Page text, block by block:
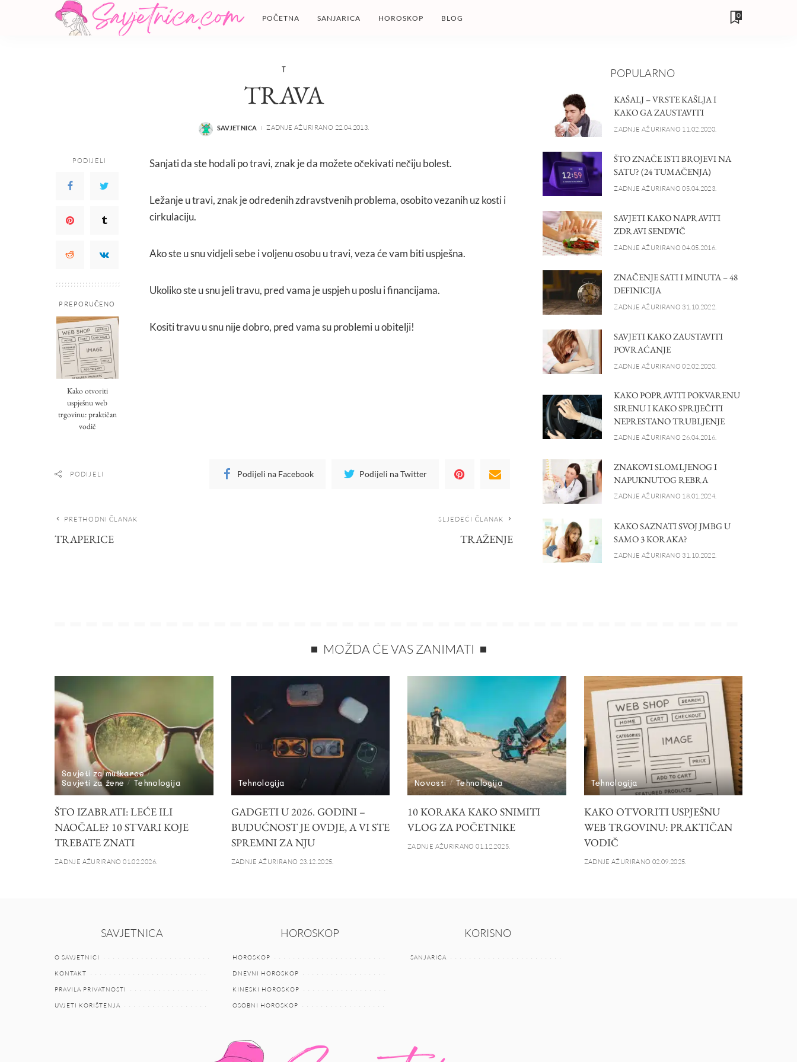
POČETNA SANJARICA HOROSKOP BLOG 0
T
TRAVA
POSTED
SAVJETNICA ZADNJE AŽURIRANO 22.04.2013.
PODIJELI
PREPORUČENO
Kako otvoriti
uspješnu web
trgovinu: praktičan
vodič
Sanjati da ste hodali po travi, znak je da možete očekivati nečiju bolest.
Ležanje u travi, znak je određenih zdravstvenih problema, osobito vezanih uz kosti i
cirkulaciju.
Ako ste u snu vidjeli sebe i voljenu osobu u travi, veza će vam biti uspješna.
Ukoliko ste u snu jeli travu, pred vama je uspjeh u poslu i financijama.
Kositi travu u snu nije dobro, pred vama su problemi u obitelji!
PODIJELI Podijeli na Facebook Podijeli na Twitter
PRETHODNI ČLANAK
TRAPERICE
SLJEDEĆI ČLANAK
TRAŽENJE
POPULARNO
KAŠALJ – VRSTE KAŠLJA I
KAKO GA ZAUSTAVITI
ZADNJE AŽURIRANO 11.02.2020.
ŠTO ZNAČE ISTI BROJEVI NA
SATU? (24 TUMAČENJA)
ZADNJE AŽURIRANO 05.04.2023.
SAVJETI KAKO NAPRAVITI
ZDRAVI SENDVIČ
ZADNJE AŽURIRANO 04.05.2016.
ZNAČENJE SATI I MINUTA – 48
DEFINICIJA
ZADNJE AŽURIRANO 31.10.2022.
SAVJETI KAKO ZAUSTAVITI
POVRAĆANJE
ZADNJE AŽURIRANO 02.02.2020.
KAKO POPRAVITI POKVARENU
SIRENU I KAKO SPRIJEČITI
NEPRESTANO TRUBLJENJE
ZADNJE AŽURIRANO 26.04.2016.
ZNAKOVI SLOMLJENOG I
NAPUKNUTOG REBRA
ZADNJE AŽURIRANO 18.01.2024.
KAKO SAZNATI SVOJ JMBG U
SAMO 3 KORAKA?
ZADNJE AŽURIRANO 31.10.2022.
MOŽDA ĆE VAS ZANIMATI
Savjeti za muškarce
Savjeti za žene
Tehnologija
ŠTO IZABRATI: LEĆE ILI
NAOČALE? 10 STVARI KOJE
TREBATE ZNATI
ZADNJE AŽURIRANO 01.02.2026.
Tehnologija
GADGETI U 2026. GODINI –
BUDUĆNOST JE OVDJE, A VI STE
SPREMNI ZA NJU
ZADNJE AŽURIRANO 23.12.2025.
Novosti Tehnologija
10 KORAKA KAKO SNIMITI
VLOG ZA POČETNIKE
ZADNJE AŽURIRANO 01.12.2025.
Tehnologija
KAKO OTVORITI USPJEŠNU
WEB TRGOVINU: PRAKTIČAN
VODIČ
ZADNJE AŽURIRANO 02.09.2025.
SAVJETNICA
O SAVJETNICI
KONTAKT
PRAVILA PRIVATNOSTI
UVJETI KORIŠTENJA
HOROSKOP
HOROSKOP
DNEVNI HOROSKOP
KINESKI HOROSKOP
OSOBNI HOROSKOP
KORISNO
SANJARICA